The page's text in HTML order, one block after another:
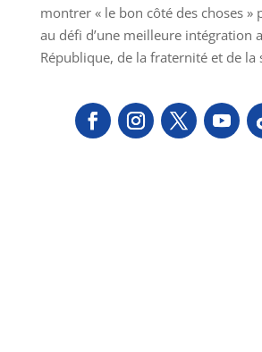
montrer « le bon côté des choses »
au défi d’une meilleure intégration
République, de la fraternité et de la